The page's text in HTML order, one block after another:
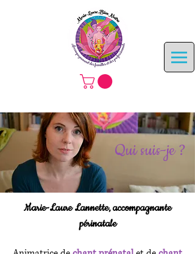
Qui suis-je ?
Marie-Laure Lannette, accompagnante
périnatale